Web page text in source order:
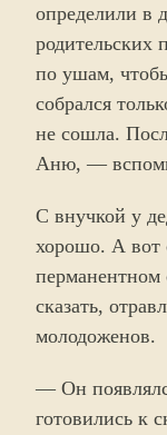
определили в
родительских
по ушам,
собрался
не сошла.
Аню, —
С внучкой у
хорошо. А вот
сказать,
молодоженов.
— Он
готовились к